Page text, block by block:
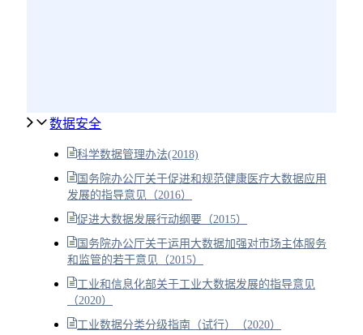
数据安全
科学数据管理办法(2018)
国务院办公厅关于促进和规范健康医疗大数据应用
发展的指导意见（2016）
促进大数据发展行动纲要（2015）
国务院办公厅关于运用大数据加强对市场主体服务
和监管的若干意见（2015）
工业和信息化部关于工业大数据发展的指导意见
（2020）
工业数据分类分级指南（试行）（2020）